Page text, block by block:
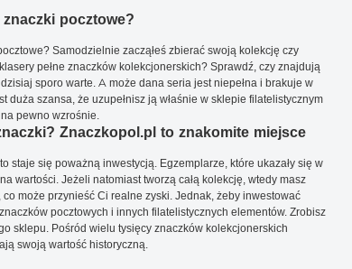
pocztowe?
Samodzielnie zacząłeś zbierać swoją kolekcję czy
pełne znaczków kolekcjonerskich? Sprawdź, czy znajdują
sporo warte. A może dana seria jest niepełna i brakuje w
duża szansa, że uzupełnisz ją właśnie w sklepie filatelistycznym
pewno wzrośnie.
Znaczkopol.pl to znakomite miejsce
staje się poważną inwestycją. Egzemplarze, które ukazały się w
wartości. Jeżeli natomiast tworzą całą kolekcję, wtedy masz
może przynieść Ci realne zyski. Jednak, żeby inwestować
pocztowych i innych filatelistycznych elementów. Zrobisz
sklepu. Pośród wielu tysięcy znaczków kolekcjonerskich
swoją wartość historyczną.